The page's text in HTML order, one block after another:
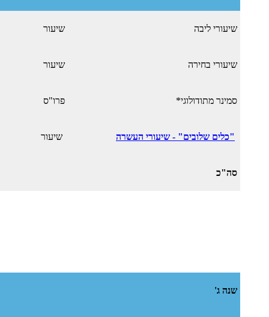
שיעורי ליבה שיעור
שיעורי בחירה שיעור
סמינר מתודולוגי* פרו"ס
"כלים שלובים" - שיעורי העשרה שיעור
סה"כ
שנה ג'